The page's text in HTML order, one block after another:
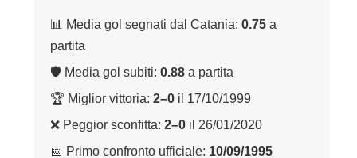
📊 Media gol segnati dal Catania: 0.75 a
partita
🛡 Media gol subiti: 0.88 a partita
🏆 Miglior vittoria: 2–0 il 17/10/1999
❌ Peggior sconfitta: 2–0 il 26/01/2020
📅 Primo confronto ufficiale: 10/09/1995